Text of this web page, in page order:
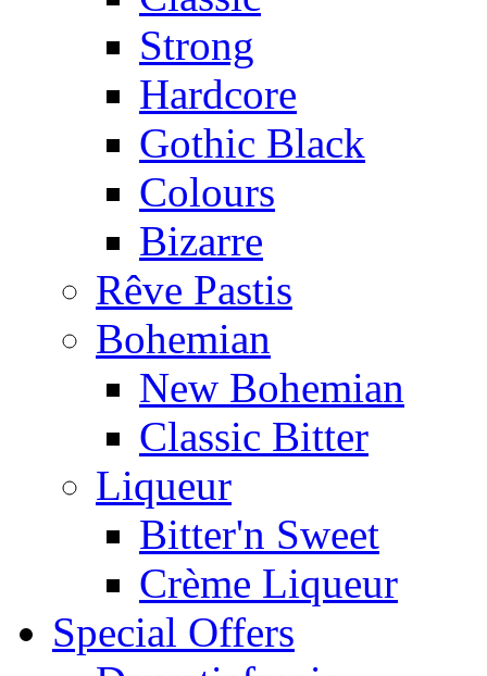
Strong
Hardcore
Gothic Black
Colours
Bizarre
Rêve Pastis
Bohemian
New Bohemian
Classic Bitter
Liqueur
Bitter'n Sweet
Crème Liqueur
Special Offers